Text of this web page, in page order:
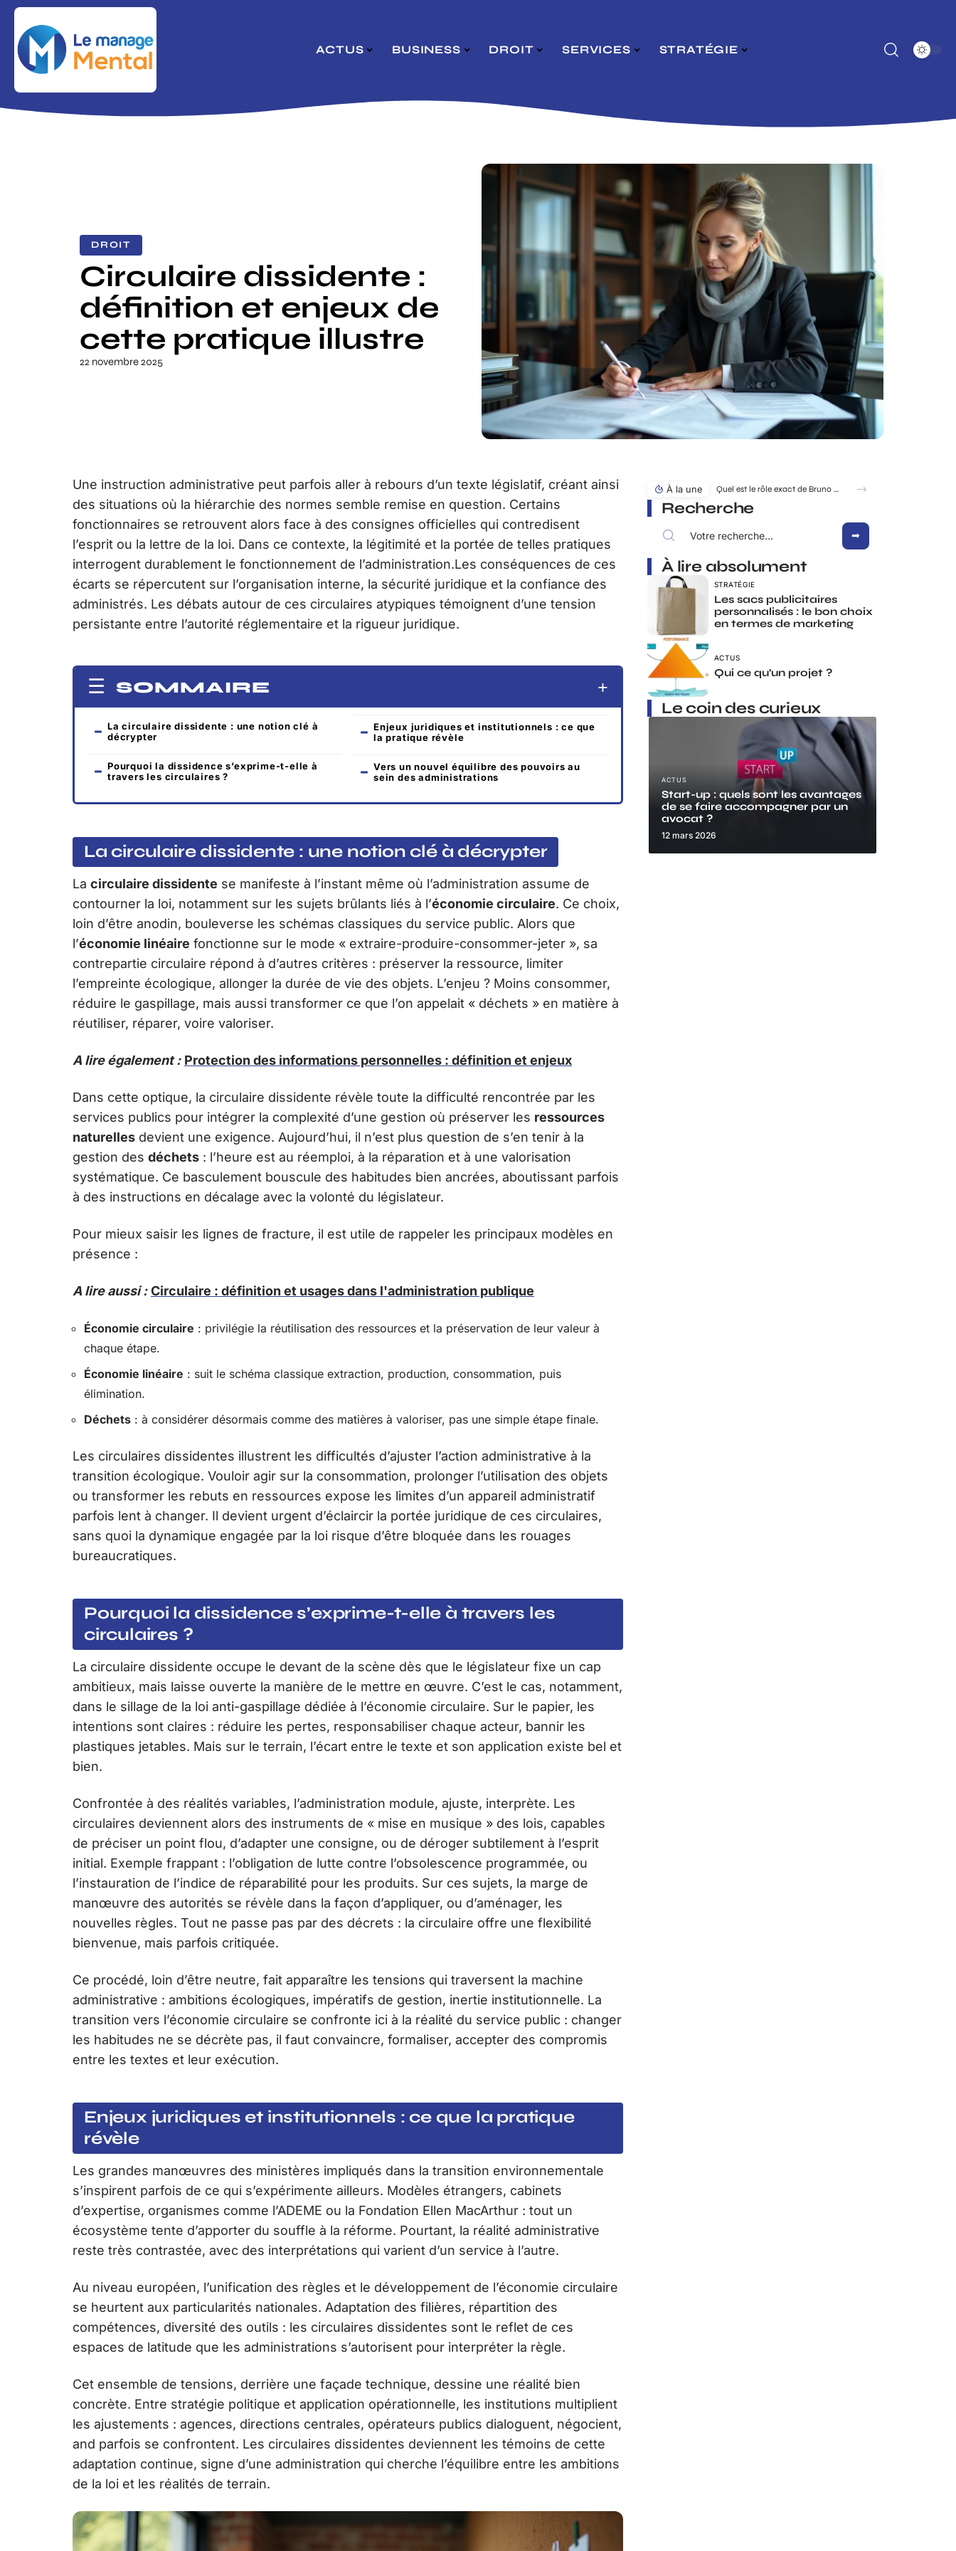
ACTUS BUSINESS DROIT SERVICES STRATÉGIE
DROIT
Circulaire dissidente :
définition et enjeux de
cette pratique illustre
22 novembre 2025
Une instruction administrative peut parfois aller à rebours d’un texte législatif, créant ainsi
des situations où la hiérarchie des normes semble remise en question. Certains
fonctionnaires se retrouvent alors face à des consignes officielles qui contredisent
l’esprit ou la lettre de la loi. Dans ce contexte, la légitimité et la portée de telles pratiques
interrogent durablement le fonctionnement de l’administration.Les conséquences de ces
écarts se répercutent sur l’organisation interne, la sécurité juridique et la confiance des
administrés. Les débats autour de ces circulaires atypiques témoignent d’une tension
persistante entre l’autorité réglementaire et la rigueur juridique.
SOMMAIRE
La circulaire dissidente : une notion clé à
décrypter
Pourquoi la dissidence s’exprime-t-elle à
travers les circulaires ?
Enjeux juridiques et institutionnels : ce que
la pratique révèle
Vers un nouvel équilibre des pouvoirs au
sein des administrations
La circulaire dissidente : une notion clé à décrypter
La circulaire dissidente se manifeste à l’instant même où l’administration assume de
contourner la loi, notamment sur les sujets brûlants liés à l’économie circulaire. Ce choix,
loin d’être anodin, bouleverse les schémas classiques du service public. Alors que
l’économie linéaire fonctionne sur le mode « extraire-produire-consommer-jeter », sa
contrepartie circulaire répond à d’autres critères : préserver la ressource, limiter
l’empreinte écologique, allonger la durée de vie des objets. L’enjeu ? Moins consommer,
réduire le gaspillage, mais aussi transformer ce que l’on appelait « déchets » en matière à
réutiliser, réparer, voire valoriser.
A lire également : Protection des informations personnelles : définition et enjeux
Dans cette optique, la circulaire dissidente révèle toute la difficulté rencontrée par les
services publics pour intégrer la complexité d’une gestion où préserver les ressources
naturelles devient une exigence. Aujourd’hui, il n’est plus question de s’en tenir à la
gestion des déchets : l’heure est au réemploi, à la réparation et à une valorisation
systématique. Ce basculement bouscule des habitudes bien ancrées, aboutissant parfois
à des instructions en décalage avec la volonté du législateur.
Pour mieux saisir les lignes de fracture, il est utile de rappeler les principaux modèles en
présence :
A lire aussi : Circulaire : définition et usages dans l'administration publique
Économie circulaire : privilégie la réutilisation des ressources et la préservation de leur valeur à
chaque étape.
Économie linéaire : suit le schéma classique extraction, production, consommation, puis
élimination.
Déchets : à considérer désormais comme des matières à valoriser, pas une simple étape finale.
Les circulaires dissidentes illustrent les difficultés d’ajuster l’action administrative à la
transition écologique. Vouloir agir sur la consommation, prolonger l’utilisation des objets
ou transformer les rebuts en ressources expose les limites d’un appareil administratif
parfois lent à changer. Il devient urgent d’éclaircir la portée juridique de ces circulaires,
sans quoi la dynamique engagée par la loi risque d’être bloquée dans les rouages
bureaucratiques.
Pourquoi la dissidence s’exprime-t-elle à travers les
circulaires ?
La circulaire dissidente occupe le devant de la scène dès que le législateur fixe un cap
ambitieux, mais laisse ouverte la manière de le mettre en œuvre. C’est le cas, notamment,
dans le sillage de la loi anti-gaspillage dédiée à l’économie circulaire. Sur le papier, les
intentions sont claires : réduire les pertes, responsabiliser chaque acteur, bannir les
plastiques jetables. Mais sur le terrain, l’écart entre le texte et son application existe bel et
bien.
Confrontée à des réalités variables, l’administration module, ajuste, interprète. Les
circulaires deviennent alors des instruments de « mise en musique » des lois, capables
de préciser un point flou, d’adapter une consigne, ou de déroger subtilement à l’esprit
initial. Exemple frappant : l’obligation de lutte contre l’obsolescence programmée, ou
l’instauration de l’indice de réparabilité pour les produits. Sur ces sujets, la marge de
manœuvre des autorités se révèle dans la façon d’appliquer, ou d’aménager, les
nouvelles règles. Tout ne passe pas par des décrets : la circulaire offre une flexibilité
bienvenue, mais parfois critiquée.
Ce procédé, loin d’être neutre, fait apparaître les tensions qui traversent la machine
administrative : ambitions écologiques, impératifs de gestion, inertie institutionnelle. La
transition vers l’économie circulaire se confronte ici à la réalité du service public : changer
les habitudes ne se décrète pas, il faut convaincre, formaliser, accepter des compromis
entre les textes et leur exécution.
Enjeux juridiques et institutionnels : ce que la pratique
révèle
Les grandes manœuvres des ministères impliqués dans la transition environnementale
s’inspirent parfois de ce qui s’expérimente ailleurs. Modèles étrangers, cabinets
d’expertise, organismes comme l’ADEME ou la Fondation Ellen MacArthur : tout un
écosystème tente d’apporter du souffle à la réforme. Pourtant, la réalité administrative
reste très contrastée, avec des interprétations qui varient d’un service à l’autre.
Au niveau européen, l’unification des règles et le développement de l’économie circulaire
se heurtent aux particularités nationales. Adaptation des filières, répartition des
compétences, diversité des outils : les circulaires dissidentes sont le reflet de ces
espaces de latitude que les administrations s’autorisent pour interpréter la règle.
Cet ensemble de tensions, derrière une façade technique, dessine une réalité bien
concrète. Entre stratégie politique et application opérationnelle, les institutions multiplient
les ajustements : agences, directions centrales, opérateurs publics dialoguent, négocient,
and parfois se confrontent. Les circulaires dissidentes deviennent les témoins de cette
adaptation continue, signe d’une administration qui cherche l’équilibre entre les ambitions
de la loi et les réalités de terrain.
À la une Quel est le rôle exact de Bruno Pesery dans la carrière d’Isabelle Carré ?
Recherche
À lire absolument
STRATÉGIE
Les sacs publicitaires
personnalisés : le bon choix
en termes de marketing
ACTUS
Qui ce qu’un projet ?
Le coin des curieux
ACTUS
Start-up : quels sont les avantages
de se faire accompagner par un
avocat ?
12 mars 2026